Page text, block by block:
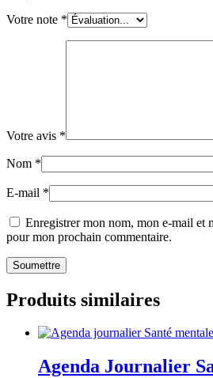
Votre note *
Votre avis *
Nom *
E-mail *
Enregistrer mon nom, mon e-mail et
pour mon prochain commentaire.
Produits similaires
Agenda Journalier